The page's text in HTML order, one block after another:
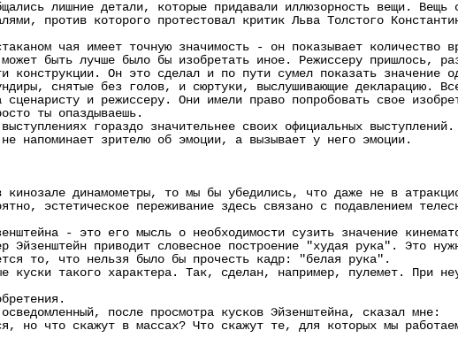
лишние детали, которые придавали иллюзорность вещи. Вещь
против которого протестовал критик Льва Толстого
чая имеет точную значимость - он показывает количество
быть лучше было бы изобретать иное. Режиссеру пришлось,
конструкции. Он это сделал и по пути сумел показать значение
снятые без голов, и сюртуки, выслушивающие декларацию.
и режиссеру. Они имели право попробовать свое
ты опаздываешь.
гораздо значительнее своих официальных
напоминает зрителю об эмоции, а вызывает у него эмоции.
динамометры, то мы бы убедились, что даже не в
эстетическое переживание здесь связано с подавлением
- это его мысль о необходимости сузить значение
Эйзенштейн приводит словесное построение "худая рука". Это
то, что нельзя было бы прочесть кадр: "белая рука".
такого характера. Так, сделан, например, пулемет. При
после просмотра кусков Эйзенштейна, сказал мне:
что скажут в массах? Что скажут те, для которых мы